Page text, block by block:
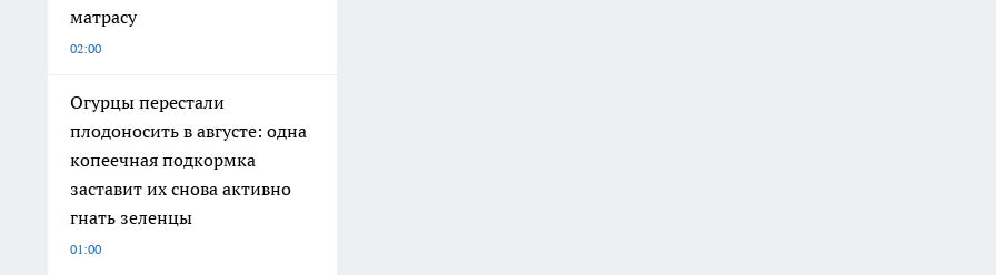
матрасу
02:00
Огурцы перестали
плодоносить в августе: одна
копеечная подкормка
заставит их снова активно
гнать зеленцы
01:00